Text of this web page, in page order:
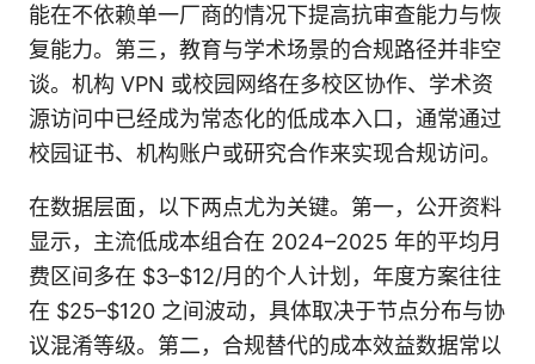
能在不依赖单一厂商的情况下提高抗审查能力与恢
复能力。第三，教育与学术场景的合规路径并非空
谈。机构 VPN 或校园网络在多校区协作、学术资
源访问中已经成为常态化的低成本入口，通常通过
校园证书、机构账户或研究合作来实现合规访问。
在数据层面，以下两点尤为关键。第一，公开资料
显示，主流低成本组合在 2024–2025 年的平均月
费区间多在 $3–$12/月的个人计划，年度方案往往
在 $25–$120 之间波动，具体取决于节点分布与协
议混淆等级。第二，合规替代的成本效益数据常以